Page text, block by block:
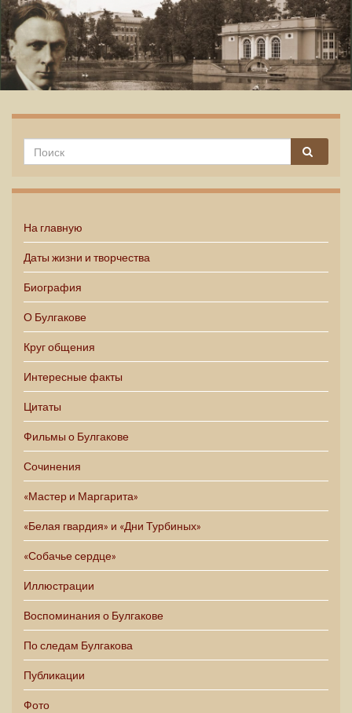
На главную
Даты жизни и творчества
Биография
О Булгакове
Круг общения
Интересные факты
Цитаты
Фильмы о Булгакове
Сочинения
«Мастер и Маргарита»
«Белая гвардия» и «Дни Турбиных»
«Собачье сердце»
Иллюстрации
Воспоминания о Булгакове
По следам Булгакова
Публикации
Фото